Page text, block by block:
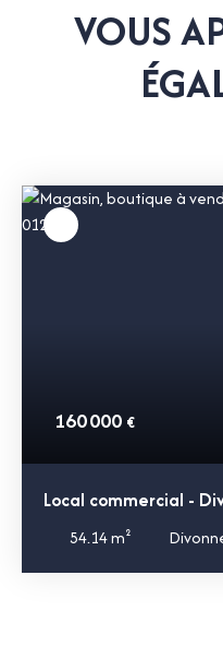
VOUS
160 000 €
Local
54.14m²